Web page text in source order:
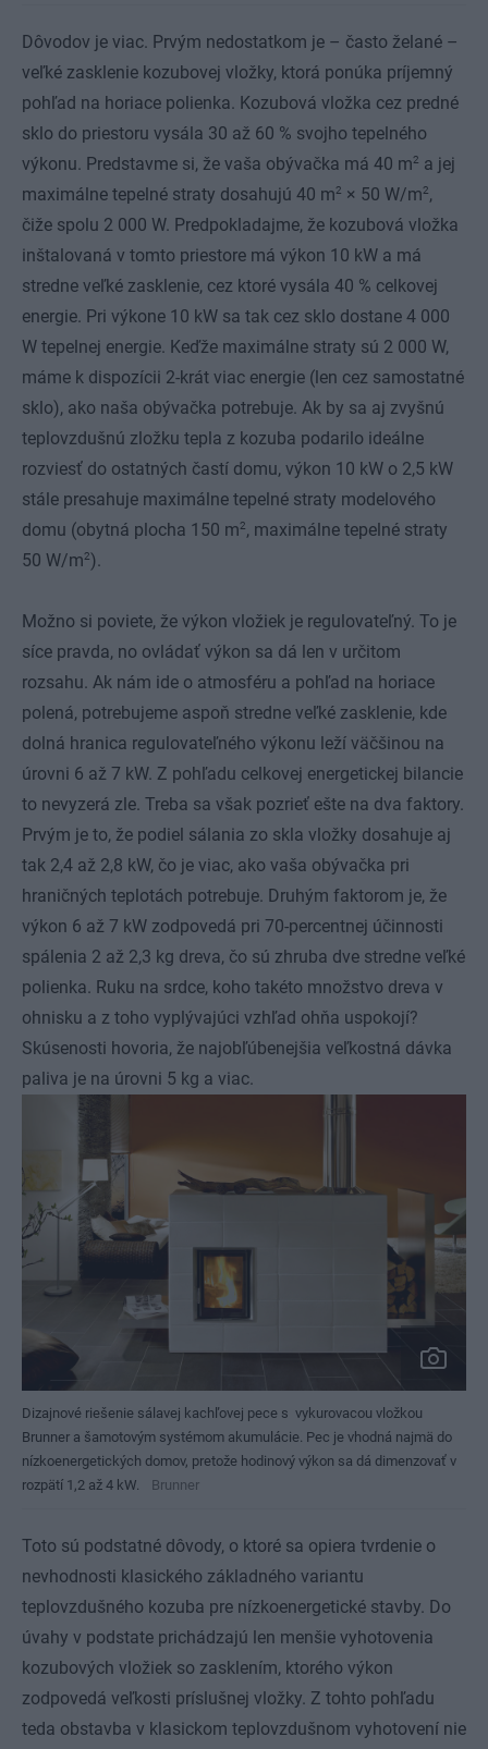
Dôvodov je viac. Prvým nedostatkom je – často želané –
veľké zasklenie kozubovej vložky, ktorá ponúka príjemný
pohľad na horiace polienka. Kozubová vložka cez predné
sklo do priestoru vysála 30 až 60 % svojho tepelného
výkonu. Predstavme si, že vaša obývačka má 40 m2 a jej
maximálne tepelné straty dosahujú 40 m2 × 50 W/m2,
čiže spolu 2 000 W. Predpokladajme, že kozubová vložka
inštalovaná v tomto priestore má výkon 10 kW a má
stredne veľké zasklenie, cez ktoré vysála 40 % celkovej
energie. Pri výkone 10 kW sa tak cez sklo dostane 4 000
W tepelnej energie. Keďže maximálne straty sú 2 000 W,
máme k dispozícii 2-krát viac energie (len cez samostatné
sklo), ako naša obývačka potrebuje. Ak by sa aj zvyšnú
teplovzdušnú zložku tepla z kozuba podarilo ideálne
rozviesť do ostatných častí domu, výkon 10 kW o 2,5 kW
stále presahuje maximálne tepelné straty modelového
domu (obytná plocha 150 m2, maximálne tepelné straty
50 W/m2).
Možno si poviete, že výkon vložiek je regulovateľný. To je
síce pravda, no ovládať výkon sa dá len v určitom
rozsahu. Ak nám ide o atmosféru a pohľad na horiace
polená, potrebujeme aspoň stredne veľké zasklenie, kde
dolná hranica regulovateľného výkonu leží väčšinou na
úrovni 6 až 7 kW. Z pohľadu celkovej energetickej bilancie
to nevyzerá zle. Treba sa však pozrieť ešte na dva faktory.
Prvým je to, že podiel sálania zo skla vložky dosahuje aj
tak 2,4 až 2,8 kW, čo je viac, ako vaša obývačka pri
hraničných teplotách potrebuje. Druhým faktorom je, že
výkon 6 až 7 kW zodpovedá pri 70-percentnej účinnosti
spálenia 2 až 2,3 kg dreva, čo sú zhruba dve stredne veľké
polienka. Ruku na srdce, koho takéto množstvo dreva v
ohnisku a z toho vyplývajúci vzhľad ohňa uspokojí?
Skúsenosti hovoria, že najobľúbenejšia veľkostná dávka
paliva je na úrovni 5 kg a viac.
Dizajnové riešenie sálavej kachľovej pece s vykurovacou vložkou
Brunner a šamotovým systémom akumulácie. Pec je vhodná najmä do
nízkoenergetických domov, pretože hodinový výkon sa dá dimenzovať v
rozpätí 1,2 až 4 kW.
Brunner
Toto sú podstatné dôvody, o ktoré sa opiera tvrdenie o
nevhodnosti klasického základného variantu
teplovzdušného kozuba pre nízkoenergetické stavby. Do
úvahy v podstate prichádzajú len menšie vyhotovenia
kozubových vložiek so zasklením, ktorého výkon
zodpovedá veľkosti príslušnej vložky. Z tohto pohľadu
teda obstavba v klasickom teplovzdušnom vyhotovení nie